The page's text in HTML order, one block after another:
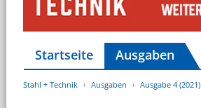
Startseite Ausgaben
Stahl + Technik Ausgaben Ausgabe 4 (2021)